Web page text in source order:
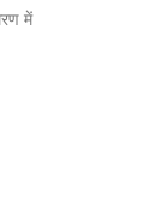
में